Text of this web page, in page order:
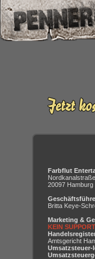
Farbflut
20097 Hamburg
Britta Keye-
Marketing &
KEIN
Amtsgericht
Umsatzsteuer-